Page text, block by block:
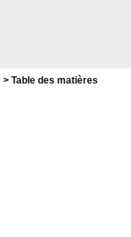
> Table des matières